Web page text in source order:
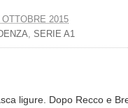
2015
, SERIE A1
ligure. Dopo Recco e